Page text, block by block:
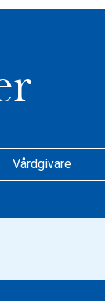
Vårdgivare